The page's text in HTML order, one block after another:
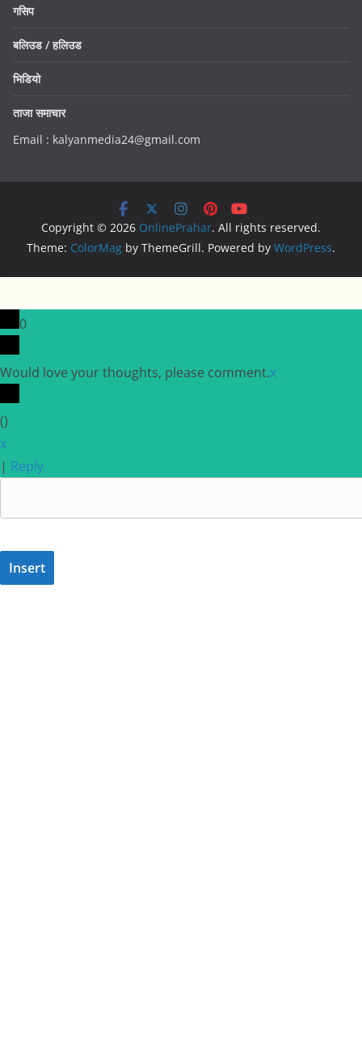
गसिप
बलिउड / हलिउड
भिडियो
ताजा समाचार
Email : kalyanmedia24@gmail.com
Copyright © 2026 OnlinePrahar. All rights reserved.
Theme: ColorMag by ThemeGrill. Powered by WordPress.
0
Would love your thoughts, please comment.x
()
x
| Reply
Insert